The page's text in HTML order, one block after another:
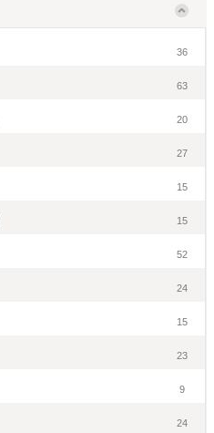
36
63
20
27
15
15
52
24
15
23
9
24